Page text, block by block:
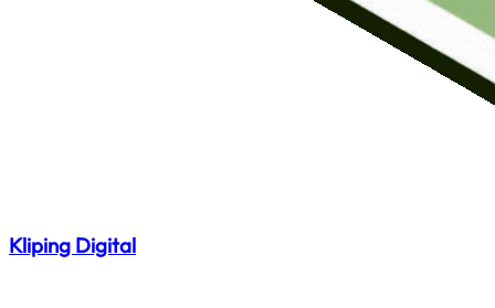
Kliping Digital